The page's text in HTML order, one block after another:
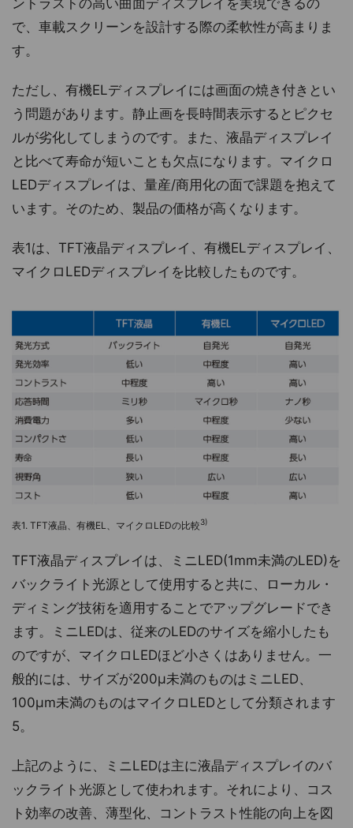
ントラストの高い曲面ディスプレイを実現できるの
で、車載スクリーンを設計する際の柔軟性が高まりま
す。
ただし、有機ELディスプレイには画面の焼き付きとい
う問題があります。静止画を長時間表示するとピクセ
ルが劣化してしまうのです。また、液晶ディスプレイ
と比べて寿命が短いことも欠点になります。マイクロ
LEDディスプレイは、量産/商用化の面で課題を抱えて
います。そのため、製品の価格が高くなります。
表1は、TFT液晶ディスプレイ、有機ELディスプレイ、
マイクロLEDディスプレイを比較したものです。
表1. TFT液晶、有機EL、マイクロLEDの比較3)
TFT液晶ディスプレイは、ミニLED(1mm未満のLED)を
バックライト光源として使用すると共に、ローカル・
ディミング技術を適用することでアップグレードでき
ます。ミニLEDは、従来のLEDのサイズを縮小したも
のですが、マイクロLEDほど小さくはありません。一
般的には、サイズが200μ未満のものはミニLED、
100μm未満のものはマイクロLEDとして分類されます
5。
上記のように、ミニLEDは主に液晶ディスプレイのバ
ックライト光源として使われます。それにより、コス
ト効率の改善、薄型化、コントラスト性能の向上を図